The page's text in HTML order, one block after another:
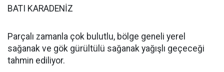
BATI KARADENİZ
Parçalı zamanla çok bulutlu, bölge geneli yerel
sağanak ve gök gürültülü sağanak yağışlı geçeceği
tahmin ediliyor.